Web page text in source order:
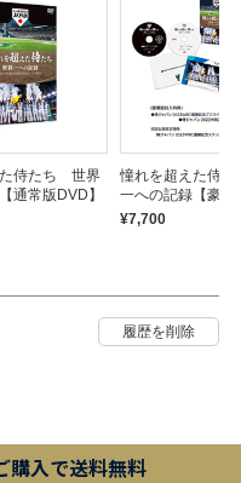
侍たち 世界
通常版DVD】
憧れを超えた侍
一への記録【豪華
¥7,700
購入で送料無料